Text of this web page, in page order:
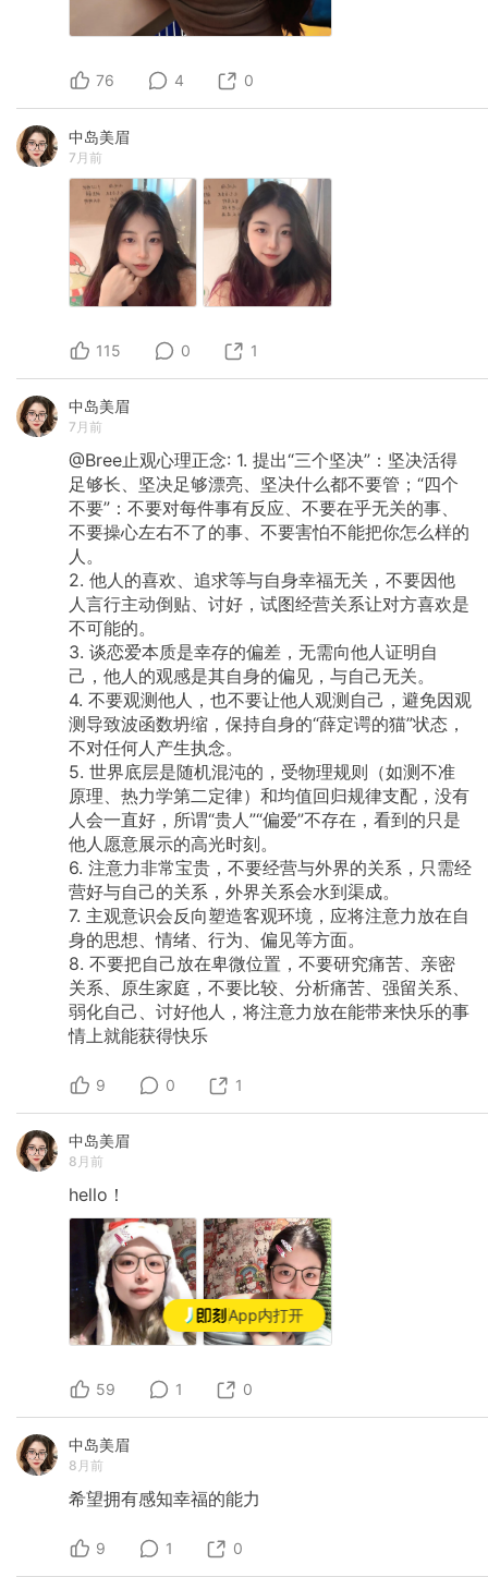
App内打开
76 4 0
中岛美眉
7月前
115 0 1
中岛美眉
7月前
@Bree止观心理正念: 1. 提出“三个坚决”：坚决活得
足够长、坚决足够漂亮、坚决什么都不要管；“四个
不要”：不要对每件事有反应、不要在乎无关的事、
不要操心左右不了的事、不要害怕不能把你怎么样的
人。
2. 他人的喜欢、追求等与自身幸福无关，不要因他
人言行主动倒贴、讨好，试图经营关系让对方喜欢是
不可能的。
3. 谈恋爱本质是幸存的偏差，无需向他人证明自
己，他人的观感是其自身的偏见，与自己无关。
4. 不要观测他人，也不要让他人观测自己，避免因观
测导致波函数坍缩，保持自身的“薛定谔的猫”状态，
不对任何人产生执念。
5. 世界底层是随机混沌的，受物理规则（如测不准
原理、热力学第二定律）和均值回归规律支配，没有
人会一直好，所谓“贵人”“偏爱”不存在，看到的只是
他人愿意展示的高光时刻。
6. 注意力非常宝贵，不要经营与外界的关系，只需经
营好与自己的关系，外界关系会水到渠成。
7. 主观意识会反向塑造客观环境，应将注意力放在自
身的思想、情绪、行为、偏见等方面。
8. 不要把自己放在卑微位置，不要研究痛苦、亲密
关系、原生家庭，不要比较、分析痛苦、强留关系、
弱化自己、讨好他人，将注意力放在能带来快乐的事
情上就能获得快乐
9 0 1
中岛美眉
8月前
hello！
59 1 0
中岛美眉
8月前
希望拥有感知幸福的能力
9 1 0